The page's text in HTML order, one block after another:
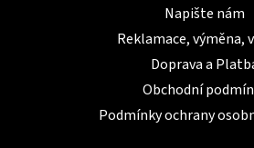
Napište nám
Reklamace, výměna,
Doprava a
Obchodní
Podmínky ochrany